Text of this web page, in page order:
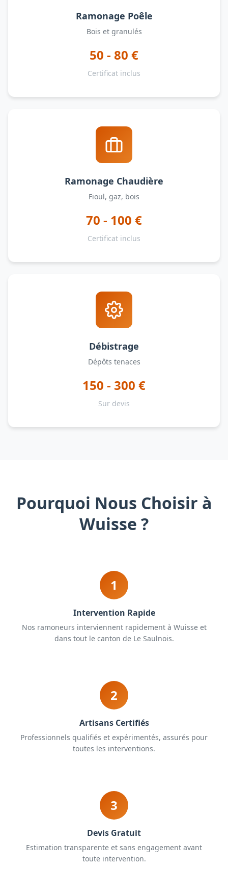
Ramonage Poêle
Bois et granulés
50 - 80 €
Certificat inclus
Ramonage Chaudière
Fioul, gaz, bois
70 - 100 €
Certificat inclus
Débistrage
Dépôts tenaces
150 - 300 €
Sur devis
Pourquoi Nous Choisir à
Wuisse ?
1
Intervention Rapide
Nos ramoneurs interviennent rapidement à Wuisse et
dans tout le canton de Le Saulnois.
2
Artisans Certifiés
Professionnels qualifiés et expérimentés, assurés pour
toutes les interventions.
3
Devis Gratuit
Estimation transparente et sans engagement avant
toute intervention.